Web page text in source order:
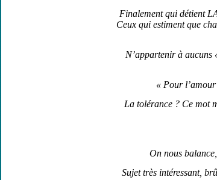
Finalement qui détient
Ceux qui estiment que
N’appartenir à aucuns
« Pour
La tolérance ? Ce mot
On nous
Sujet très intéressant,